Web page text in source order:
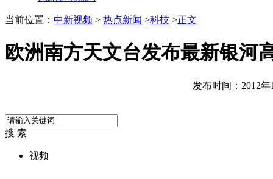
当前位置： 中新视频 > 热点新闻 >科技 >正文
欧洲南方天文台发布最新银河
发布时间：2012年
搜 索
视频